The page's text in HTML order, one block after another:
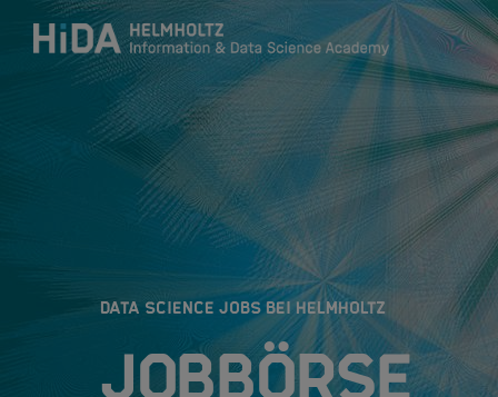
Zum Inhalt springen
Training
Research Schools
Mobilität
DATA SCIENCE JOBS BEI HELMHOLTZ
Jobbörse